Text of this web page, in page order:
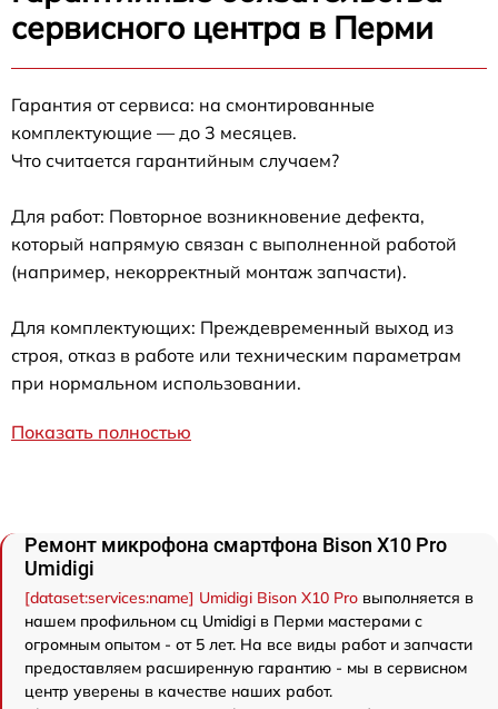
сервисного центра в Перми
Гарантия от сервиса: на смонтированные
комплектующие — до 3 месяцев.
Что считается гарантийным случаем?
Для работ: Повторное возникновение дефекта,
который напрямую связан с выполненной работой
(например, некорректный монтаж запчасти).
Для комплектующих: Преждевременный выход из
строя, отказ в работе или техническим параметрам
при нормальном использовании.
Показать полностью
Ремонт микрофона смартфона Bison X10 Pro
Umidigi
[dataset:services:name] Umidigi Bison X10 Pro выполняется в
нашем профильном сц Umidigi в Перми мастерами с
огромным опытом - от 5 лет. На все виды работ и запчасти
предоставляем расширенную гарантию - мы в сервисном
центр уверены в качестве наших работ.